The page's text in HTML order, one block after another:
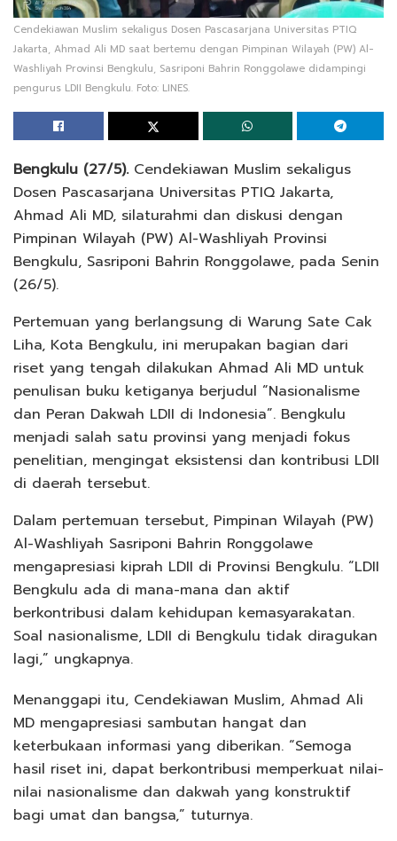
Cendekiawan Muslim sekaligus Dosen Pascasarjana Universitas PTIQ
Jakarta, Ahmad Ali MD saat bertemu dengan Pimpinan Wilayah (PW) Al-
Washliyah Provinsi Bengkulu, Sasriponi Bahrin Ronggolawe didampingi
pengurus LDII Bengkulu. Foto: LINES.
Bengkulu (27/5).Cendekiawan Muslim sekaligus
Dosen Pascasarjana Universitas PTIQ Jakarta,
Ahmad Ali MD, silaturahmi dan diskusi dengan
Pimpinan Wilayah (PW) Al-Washliyah Provinsi
Bengkulu, Sasriponi Bahrin Ronggolawe, pada Senin
(26/5).
Pertemuan yang berlangsung di Warung Sate Cak
Liha, Kota Bengkulu, ini merupakan bagian dari
riset yang tengah dilakukan Ahmad Ali MD untuk
penulisan buku ketiganya berjudul “Nasionalisme
dan Peran Dakwah LDII di Indonesia”. Bengkulu
menjadi salah satu provinsi yang menjadi fokus
penelitian, mengingat eksistensi dan kontribusi LDII
di daerah tersebut.
Dalam pertemuan tersebut, Pimpinan Wilayah (PW)
Al-Washliyah Sasriponi Bahrin Ronggolawe
mengapresiasi kiprah LDII di Provinsi Bengkulu. “LDII
Bengkulu ada di mana-mana dan aktif
berkontribusi dalam kehidupan kemasyarakatan.
Soal nasionalisme, LDII di Bengkulu tidak diragukan
lagi,” ungkapnya.
Menanggapi itu, Cendekiawan Muslim, Ahmad Ali
MD mengapresiasi sambutan hangat dan
keterbukaan informasi yang diberikan. “Semoga
hasil riset ini, dapat berkontribusi memperkuat nilai-
nilai nasionalisme dan dakwah yang konstruktif
bagi umat dan bangsa,” tuturnya.